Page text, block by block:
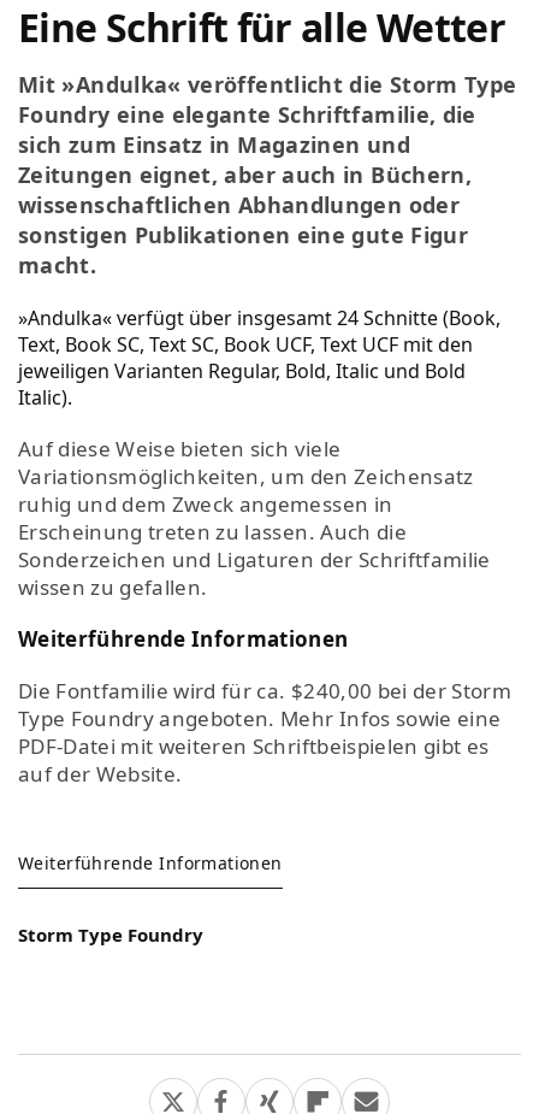
Eine Schrift für alle Wetter
Mit »Andulka« veröffentlicht die Storm Type
Foundry eine elegante Schriftfamilie, die
sich zum Einsatz in Magazinen und
Zeitungen eignet, aber auch in Büchern,
wissenschaftlichen Abhandlungen oder
sonstigen Publikationen eine gute Figur
macht.
»Andulka« verfügt über insgesamt 24 Schnitte (Book,
Text, Book SC, Text SC, Book UCF, Text UCF mit den
jeweiligen Varianten Regular, Bold, Italic und Bold
Italic).
Auf diese Weise bieten sich viele
Variationsmöglichkeiten, um den Zeichensatz
ruhig und dem Zweck angemessen in
Erscheinung treten zu lassen. Auch die
Sonderzeichen und Ligaturen der Schriftfamilie
wissen zu gefallen.
Weiterführende Informationen
Die Fontfamilie wird für ca. $240,00 bei der Storm
Type Foundry angeboten. Mehr Infos sowie eine
PDF-Datei mit weiteren Schriftbeispielen gibt es
auf der Website.
Weiterführende Informationen
Storm Type Foundry